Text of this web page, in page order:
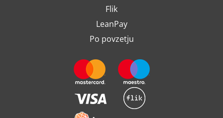
Flik
LeanPay
Po povzetju